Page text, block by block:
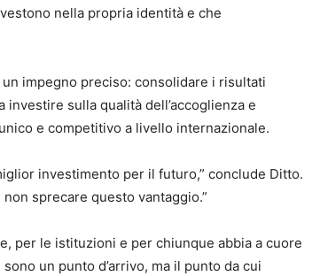
nella propria identità e che
impegno preciso: consolidare i risultati
sulla qualità dell’accoglienza e
e competitivo a livello internazionale.
investimento per il futuro,” conclude Ditto.
sprecare questo vantaggio.”
per le istituzioni e per chiunque abbia a cuore
un punto d’arrivo, ma il punto da cui